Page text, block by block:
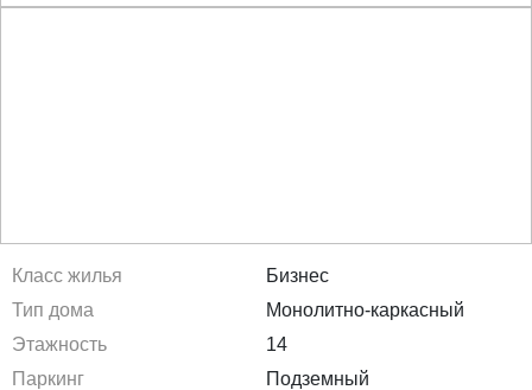
Класс жилья
Бизнес
Тип дома
Монолитно-каркасный
Этажность
14
Паркинг
Подземный